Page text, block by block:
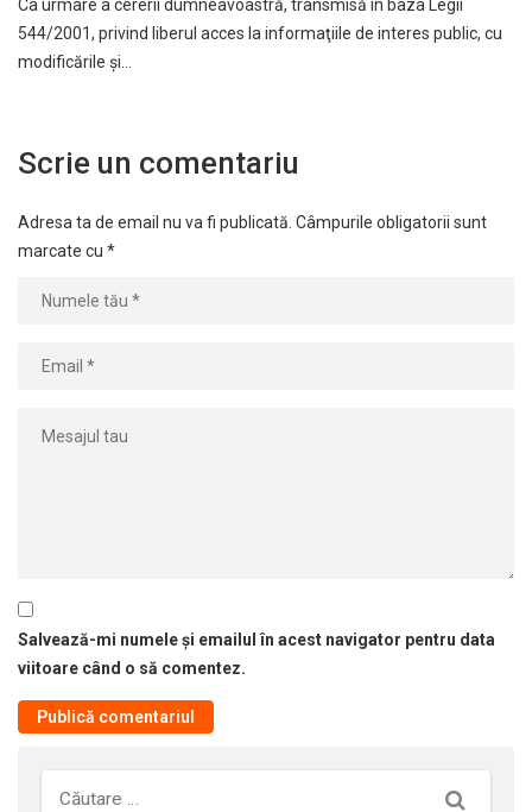
Ca urmare a cererii dumneavoastră, transmisă în baza Legii
544/2001, privind liberul acces la informaţiile de interes public, cu
modificările şi…
Scrie un comentariu
Adresa ta de email nu va fi publicată. Câmpurile obligatorii sunt
marcate cu *
Salvează-mi numele și emailul în acest navigator pentru data
viitoare când o să comentez.
Căutare